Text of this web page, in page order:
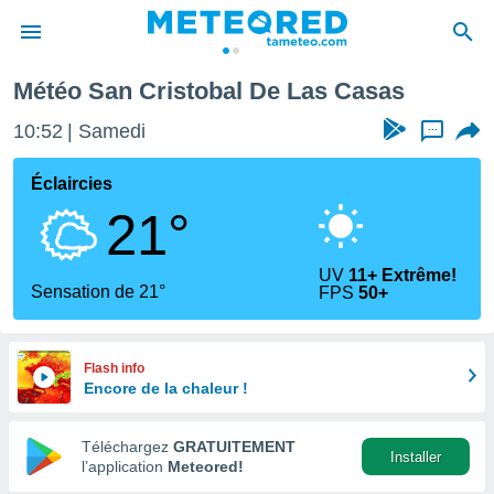
de
en
Météo San Cristobal De Las Casas
10:52 Samedi ...
Éclaircies
21°
Sensation de 21°
UV 11+ Extrême!
FPS50+
Flash info
Encore de la chaleur !
Téléchargez GRATUITEMENT
l’application Meteored!
Installer